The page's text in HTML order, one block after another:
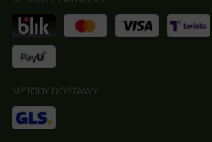
METODY DOSTAWY